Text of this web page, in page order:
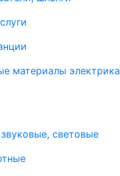
материалы электрика
световые